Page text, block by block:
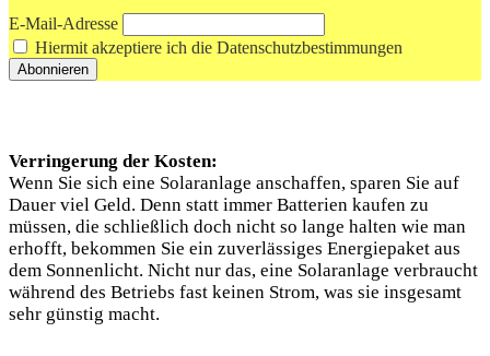
E-Mail-Adresse
Hiermit akzeptiere ich die Datenschutzbestimmungen
Verringerung⁤ der Kosten:
Wenn Sie sich eine⁢ Solaranlage anschaffen, sparen Sie auf
Dauer viel Geld. Denn statt immer⁢ Batterien kaufen⁣ zu
müssen, die schließlich doch nicht so lange halten wie man
erhofft, bekommen ⁢Sie ein zuverlässiges Energiepaket aus
dem Sonnenlicht. Nicht nur ⁤das, eine Solaranlage verbraucht
während des Betriebs fast keinen Strom, was sie insgesamt
⁣sehr‌ günstig ‌macht.